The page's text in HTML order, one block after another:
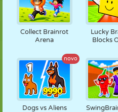
Collect Brainrot
Arena
Lucky
Blocks
novo
Dogs vs Aliens